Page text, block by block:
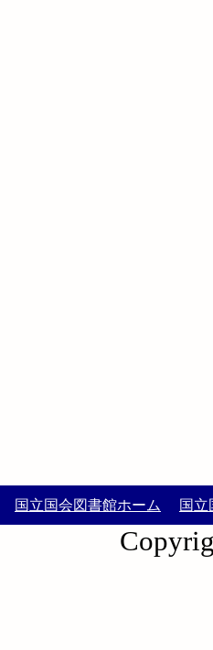
国立国会図書館ホーム 国立